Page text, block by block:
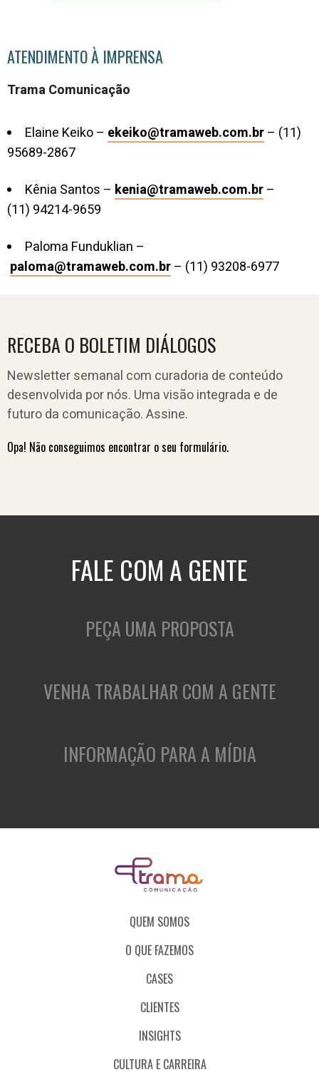
ATENDIMENTO À IMPRENSA
Trama Comunicação
Elaine Keiko – ekeiko@tramaweb.com.br– (11)
95689-2867
Kênia Santos – kenia@tramaweb.com.br–
(11) 94214-9659
Paloma Funduklian –
paloma@tramaweb.com.br– (11) 93208-6977
RECEBA O BOLETIM DIÁLOGOS
Newsletter semanal com curadoria de conteúdo
desenvolvida por nós. Uma visão integrada e de
futuro da comunicação. Assine.
Opa! Não conseguimos encontrar o seu formulário.
FALE COM A GENTE
PEÇA UMA PROPOSTA
VENHA TRABALHAR COM A GENTE
INFORMAÇÃO PARA A MÍDIA
QUEM SOMOS
O QUE FAZEMOS
CASES
CLIENTES
INSIGHTS
CULTURA E CARREIRA